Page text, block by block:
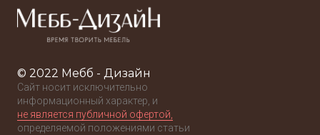
© 2022 Мебб - Дизайн
Сайт носит исключительно
информационный характер, и
не является публичной офертой,
определяемой положениями статьи